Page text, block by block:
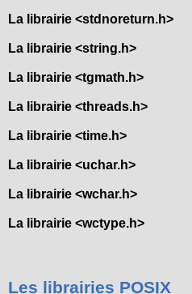
La librairie <stdnoreturn.h>
La librairie <string.h>
La librairie <tgmath.h>
La librairie <threads.h>
La librairie <time.h>
La librairie <uchar.h>
La librairie <wchar.h>
La librairie <wctype.h>
Les librairies POSIX